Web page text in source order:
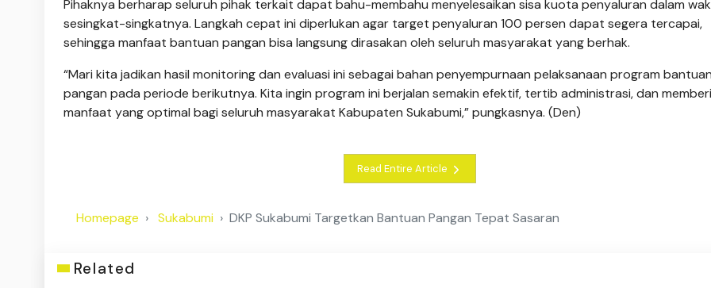
Pihaknya berharap seluruh pihak terkait dapat bahu-membahu menyelesaikan sisa kuota penyaluran dalam
sesingkat-singkatnya. Langkah cepat ini diperlukan agar target penyaluran 100 persen dapat segera tercapai,
sehingga manfaat bantuan pangan bisa langsung dirasakan oleh seluruh masyarakat yang berhak.
“Mari kita jadikan hasil monitoring dan evaluasi ini sebagai bahan penyempurnaan pelaksanaan program bantuan
pangan pada periode berikutnya. Kita ingin program ini berjalan semakin efektif, tertib administrasi, dan
manfaat yang optimal bagi seluruh masyarakat Kabupaten Sukabumi,” pungkasnya. (Den)
Read Entire Article
Homepage Sukabumi DKP Sukabumi Targetkan Bantuan Pangan Tepat Sasaran
Related